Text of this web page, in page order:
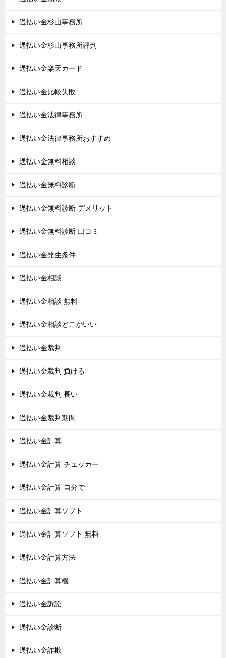
過払い金杉山事務所
過払い金杉山事務所評判
過払い金楽天カード
過払い金比較失敗
過払い金法律事務所
過払い金法律事務所おすすめ
過払い金無料相談
過払い金無料診断
過払い金無料診断 デメリット
過払い金無料診断 口コミ
過払い金発生条件
過払い金相談
過払い金相談 無料
過払い金相談どこがいい
過払い金裁判
過払い金裁判 負ける
過払い金裁判 長い
過払い金裁判期間
過払い金計算
過払い金計算 チェッカー
過払い金計算 自分で
過払い金計算ソフト
過払い金計算ソフト 無料
過払い金計算方法
過払い金計算機
過払い金訴訟
過払い金診断
過払い金詐欺